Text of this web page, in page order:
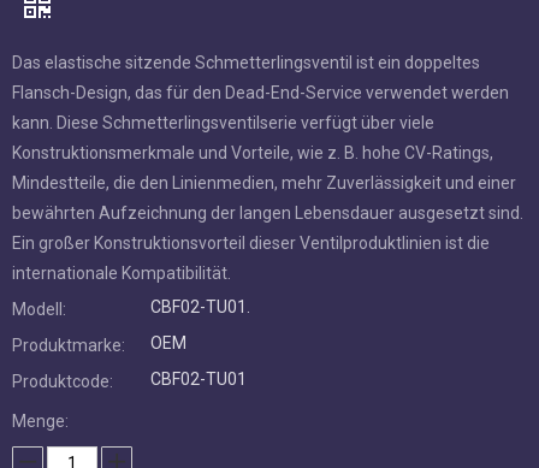
werden kann. Diese Schmetterlingsventilserie verfügt über viele
Mindestteile, die den Linienmedien, mehr Zuverlässigkeit und
einer bewährten Aufzeichnung der langen Lebensdauer
ausgesetzt sind. Ein großer Konstruktionsvorteil dieser
Modell:
CBF02-TU01.
Produktmarke:
OEM
Produktcode:
CBF02-TU01
Menge: